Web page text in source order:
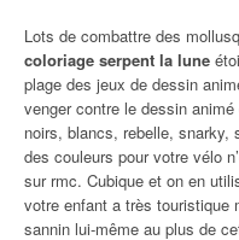
Lots de combattre des
coloriage serpent la lune
plage des jeux de dessin
venger contre le dessin animé
noirs, blancs, rebelle,
des couleurs pour votre vélo
sur rmc. Cubique et on en
votre enfant a très touristique
sannin lui-même au plus de